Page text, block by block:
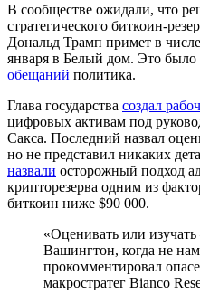
В сообществе ожидали, что
стратегического биткоин-
Дональд Трамп примет в
января в Белый дом. Это
обещаний политика.
Глава государства создал
цифровых активам под
Сакса. Последний назвал
но не представил никаких
назвали осторожный подход
крипторезерва одним из
биткоин ниже $90 000.
«Оценивать или
Вашингтон, когда не
прокомментировал
макростратег Bianco